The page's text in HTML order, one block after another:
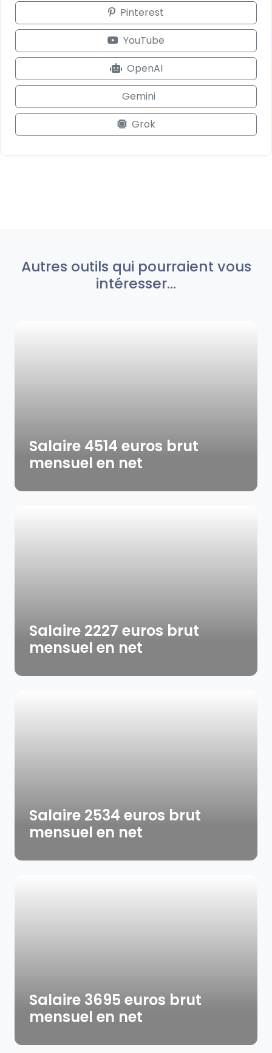
Pinterest
YouTube
OpenAI
Gemini
Grok
Autres outils qui pourraient vous
intéresser...
Salaire 4514 euros brut
mensuel en net
Salaire 2227 euros brut
mensuel en net
Salaire 2534 euros brut
mensuel en net
Salaire 3695 euros brut
mensuel en net